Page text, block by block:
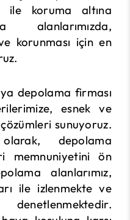
ile koruma altına
alanlarımızda,
korunması için en
depolama firması
esnek ve
sunuyoruz.
depolama
memnuniyetini ön
alanlarımız,
ile izlenmekte ve